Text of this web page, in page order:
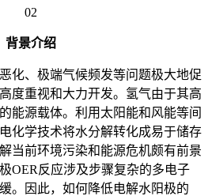
02
背景介绍
化、极端气候频发等问题极大地促
度重视和大力开发。氢气由于其高
能源载体。利用太阳能和风能等间
化学技术将水分解转化成易于储存
当前环境污染和能源危机颇有前景
OER反应涉及步骤复杂的多电子
。因此，如何降低电解水阳极的